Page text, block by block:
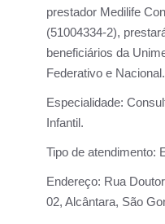
prestador Medilife
(51004334-2),
beneficiários da
Federativo e Nacional.
Especialidade:
Infantil.
Tipo de atendimento:
Endereço: Rua
02, Alcântara, São